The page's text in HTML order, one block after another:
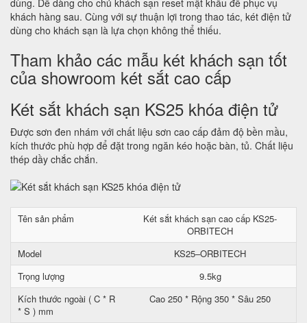
dùng. Dễ dàng cho chủ khách sạn reset mật khẩu để phục vụ
khách hàng sau. Cùng với sự thuận lợi trong thao tác, két điện tử
dùng cho khách sạn là lựa chọn không thể thiếu.
Tham khảo các mẫu két khách sạn tốt
của showroom két sắt cao cấp
Két sắt khách sạn KS25 khóa điện tử
Được sơn đen nhám với chất liệu sơn cao cấp đảm độ bền mầu,
kích thước phù hợp để đặt trong ngăn kéo hoặc bàn, tủ. Chất liệu
thép dầy chắc chắn.
Tên sản phẩm
Két sắt khách sạn cao cấp KS25-
ORBITECH
Model
KS25–ORBITECH
Trọng lượng
9.5kg
Kích thước ngoài ( C * R
* S ) mm
Cao 250 * Rộng 350 * Sâu 250